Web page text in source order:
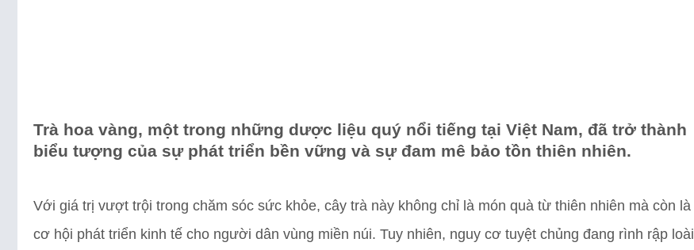
Trà hoa vàng, một trong những dược liệu quý nổi tiếng tại Việt Nam, đã trở thành
biểu tượng của sự phát triển bền vững và sự đam mê bảo tồn thiên nhiên.
Với giá trị vượt trội trong chăm sóc sức khỏe, cây trà này không chỉ là món quà từ thiên nhiên mà còn là
cơ hội phát triển kinh tế cho người dân vùng miền núi. Tuy nhiên, nguy cơ tuyệt chủng đang rình rập loài